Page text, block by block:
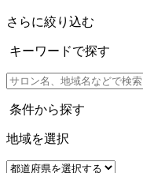
さらに絞り込む
キーワードで探す
条件から探す
地域を選択